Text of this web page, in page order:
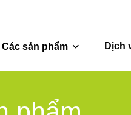
Các sản phẩm Dịch